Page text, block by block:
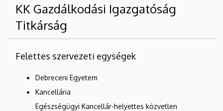
KK Gazdálkodási Igazgatóság
Titkárság
Felettes szervezeti egységek
Debreceni Egyetem
Kancellária
Egészségügyi Kancellár-helyettes közvetlen